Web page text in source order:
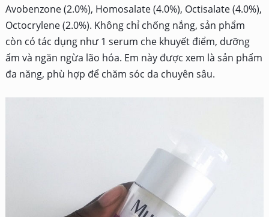
Avobenzone (2.0%), Homosalate (4.0%), Octisalate (4.0%),
Octocrylene (2.0%). Không chỉ chống nắng, sản phẩm
còn có tác dụng như 1 serum che khuyết điểm, dưỡng
ẩm và ngăn ngừa lão hóa. Em này được xem là sản phẩm
đa năng, phù hợp để chăm sóc da chuyên sâu.